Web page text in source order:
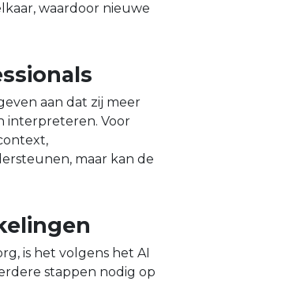
waardoor nieuwe
aan dat zij meer
interpreteren. Voor
maar kan de
is het volgens het AI
stappen nodig op